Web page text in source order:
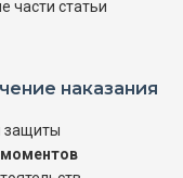
части статьи
наказания
защиты
моментов